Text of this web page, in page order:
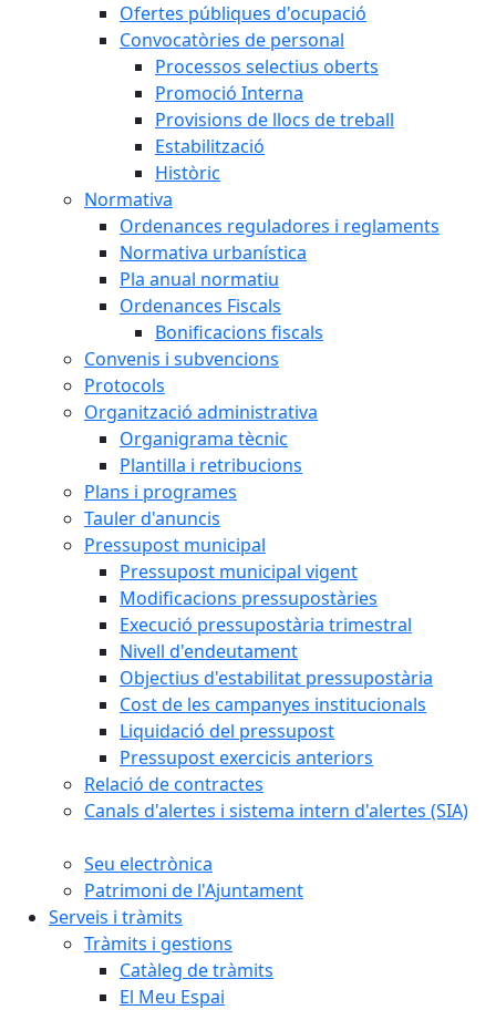
Ofertes públiques d'ocupació
Convocatòries de personal
Processos selectius oberts
Promoció Interna
Provisions de llocs de treball
Estabilització
Històric
Normativa
Ordenances reguladores i reglaments
Normativa urbanística
Pla anual normatiu
Ordenances Fiscals
Bonificacions fiscals
Convenis i subvencions
Protocols
Organització administrativa
Organigrama tècnic
Plantilla i retribucions
Plans i programes
Tauler d'anuncis
Pressupost municipal
Pressupost municipal vigent
Modificacions pressupostàries
Execució pressupostària trimestral
Nivell d'endeutament
Objectius d'estabilitat pressupostària
Cost de les campanyes institucionals
Liquidació del pressupost
Pressupost exercicis anteriors
Relació de contractes
Canals d'alertes i sistema intern d'alertes (SIA)
Seu electrònica
Patrimoni de l'Ajuntament
Serveis i tràmits
Tràmits i gestions
Catàleg de tràmits
El Meu Espai